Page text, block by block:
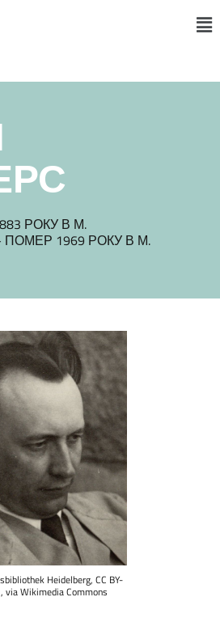
РОКУ В М.
1969 РОКУ В М.
Heidelberg, CC BY-
via Wikimedia Commons